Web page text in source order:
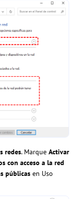
redes. Marque Activar
con acceso a la red
públicas en Uso